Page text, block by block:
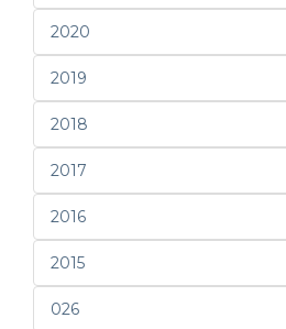
2020
2019
2018
2017
2016
2015
026